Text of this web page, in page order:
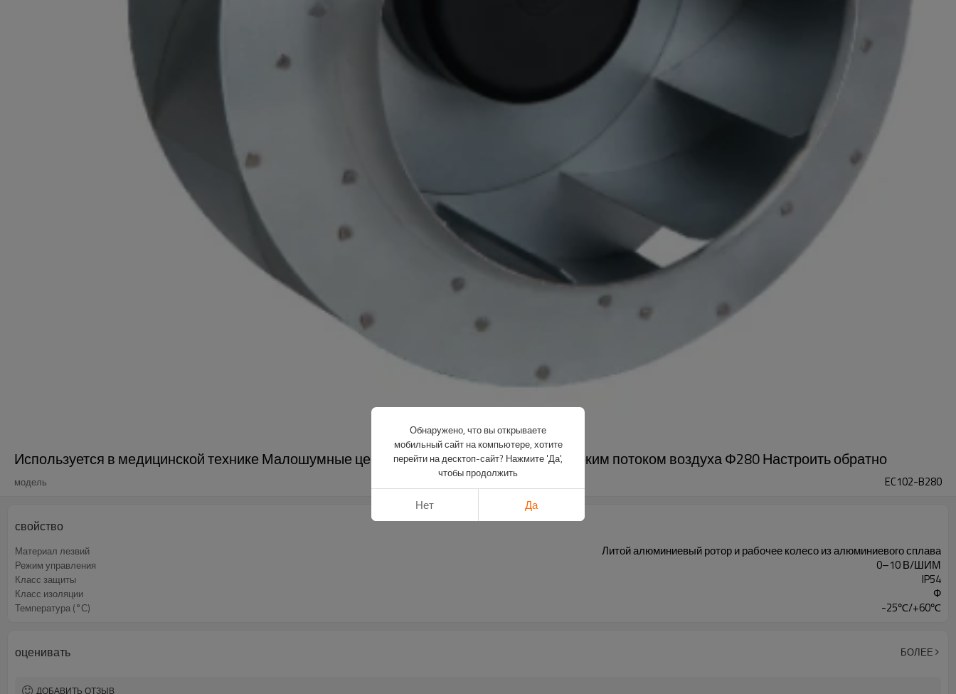
Используется в медицинской технике Малошумные центробежные вентиляторы с высоким потоком воздуха Φ280 Настроить обратно
модель EC102-B280
свойство
Материал лезвий Литой алюминиевый ротор и рабочее колесо из алюминиевого сплава
Режим управления 0–10 В/ШИМ
Класс защиты IP54
Класс изоляции Ф
Температура (°С) -25℃/+60℃
оценивать БОЛЕЕ
ДОБАВИТЬ ОТЗЫВ
Обнаружено, что вы открываете
мобильный сайт на компьютере, хотите
перейти на десктоп-сайт? Нажмите 'Да',
чтобы продолжить
Нет Да